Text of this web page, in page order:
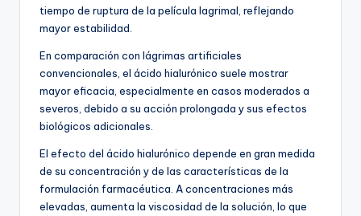
tiempo de ruptura de la película lagrimal, reflejando
mayor estabilidad.
En comparación con lágrimas artificiales
convencionales, el ácido hialurónico suele mostrar
mayor eficacia, especialmente en casos moderados a
severos, debido a su acción prolongada y sus efectos
biológicos adicionales.
El efecto del ácido hialurónico depende en gran medida
de su concentración y de las características de la
formulación farmacéutica. A concentraciones más
elevadas, aumenta la viscosidad de la solución, lo que